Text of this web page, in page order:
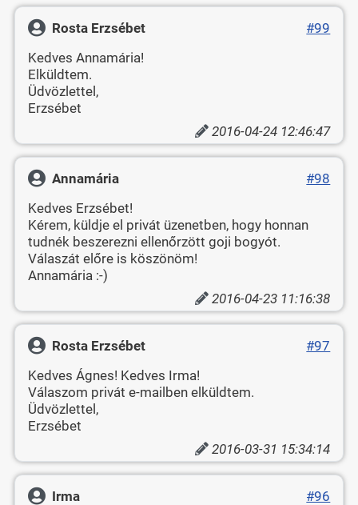
Rosta Erzsébet
#99
Kedves Annamária!
Elküldtem.
Üdvözlettel,
Erzsébet
2016-04-24 12:46:47
Annamária
#98
Kedves Erzsébet!
Kérem, küldje el privát üzenetben, hogy honnan
tudnék beszerezni ellenőrzött goji bogyót.
Válaszát előre is köszönöm!
Annamária :-)
2016-04-23 11:16:38
Rosta Erzsébet
#97
Kedves Ágnes! Kedves Irma!
Válaszom privát e-mailben elküldtem.
Üdvözlettel,
Erzsébet
2016-03-31 15:34:14
Irma
#96